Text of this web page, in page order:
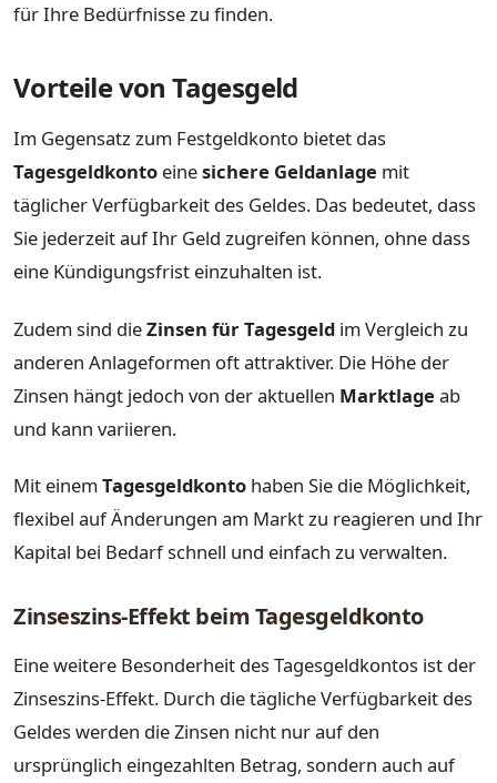
für Ihre Bedürfnisse zu finden.
Vorteile von Tagesgeld
Im Gegensatz zum Festgeldkonto bietet das
Tagesgeldkonto einesichere Geldanlage mit
täglicher Verfügbarkeit des Geldes. Das bedeutet, dass
Sie jederzeit auf Ihr Geld zugreifen können, ohne dass
eine Kündigungsfrist einzuhalten ist.
Zudem sind dieZinsen für Tagesgeld im Vergleich zu
anderen Anlageformen oft attraktiver. Die Höhe der
Zinsen hängt jedoch von der aktuellen Marktlage ab
und kann variieren.
Mit einemTagesgeldkonto haben Sie die Möglichkeit,
flexibel auf Änderungen am Markt zu reagieren und Ihr
Kapital bei Bedarf schnell und einfach zu verwalten.
Zinseszins-Effekt beim Tagesgeldkonto
Eine weitere Besonderheit des Tagesgeldkontos ist der
Zinseszins-Effekt. Durch die tägliche Verfügbarkeit des
Geldes werden die Zinsen nicht nur auf den
ursprünglich eingezahlten Betrag, sondern auch auf